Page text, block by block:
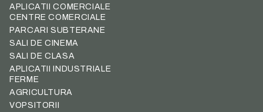
APLICATII COMERCIALE
CENTRE COMERCIALE
PARCARI SUBTERANE
SALI DE CINEMA
SALI DE CLASA
APLICATII INDUSTRIALE
FERME
AGRICULTURA
VOPSITORII